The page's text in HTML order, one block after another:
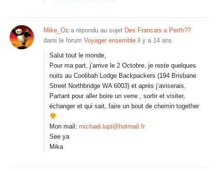
Mike_Oz a répondu au sujet Des Francais a Perth??
dans le forum Voyager ensemble il y a 14 ans
Salut tout le monde,
Pour ma part, j’arrive le 2 Octobre, je reste quelques
nuits au Coolibah Lodge Backpackers (194 Brisbane
Street Northbridge WA 6003) et après j’aviserais.
Partant pour aller boire un verre , sortir et visiter,
échanger et qui sait, faire un bout de chemin together
Mon mail: michael.lupi@hotmail.fr
See ya
Mika